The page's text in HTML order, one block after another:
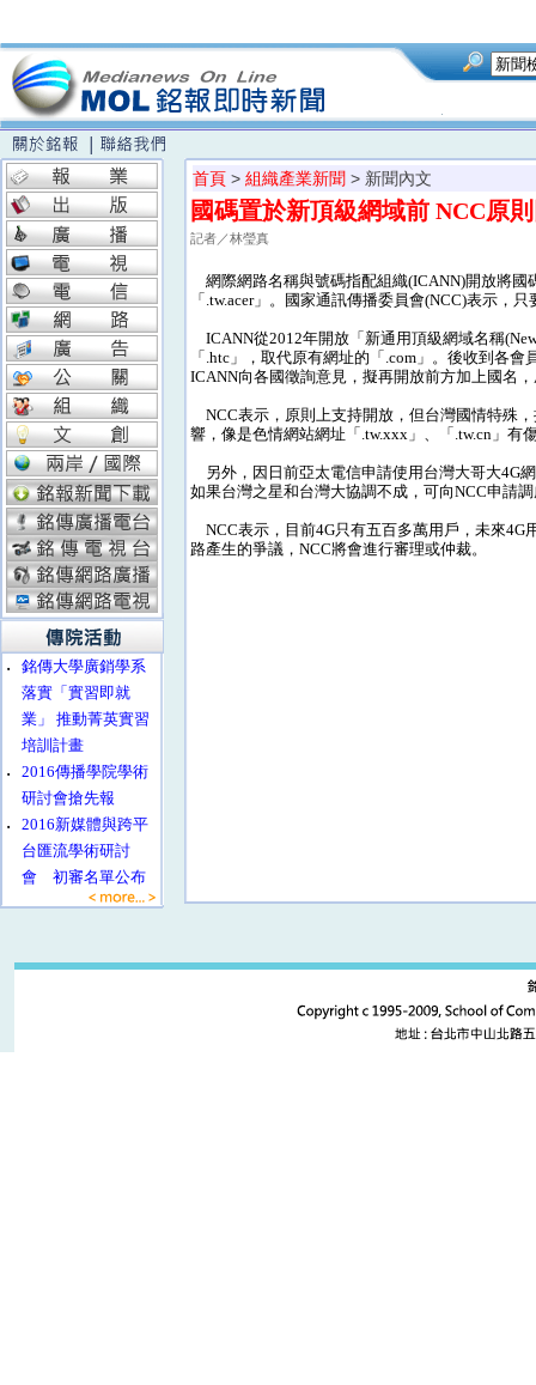
‧
銘傳大學廣銷學系
落實「實習即就
業」 推動菁英實習
培訓計畫
‧
2016傳播學院學術
研討會搶先報
‧
2016新媒體與跨平
台匯流學術研討
會 初審名單公布
首頁 > 組織產業新聞 > 新聞內文
國碼置於新頂級網域前 NCC原
記者／林瑩真
網際網路名稱與號碼指配組織(ICANN)開放將國
「.tw.acer」。國家通訊傳播委員會(NCC)表示，
ICANN從2012年開放「新通用頂級網域名稱
「.htc」，取代原有網址的「.com」。後收到各
ICANN向各國徵詢意見，擬再開放前方加上國名，
NCC表示，原則上支持開放，但台灣國情特殊
響，像是色情網站網址「.tw.xxx」、「.tw.cn」有
另外，因日前亞太電信申請使用台灣大哥大4G
如果台灣之星和台灣大協調不成，可向NCC申請
NCC表示，目前4G只有五百多萬用戶，未來4G
路產生的爭議，NCC將會進行審理或仲裁。